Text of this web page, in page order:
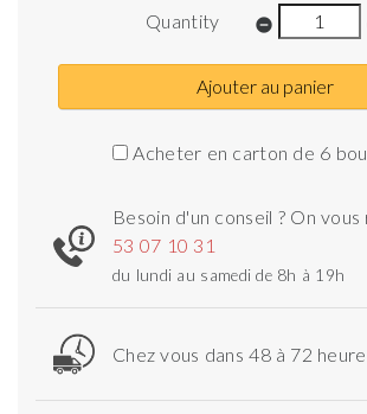
Quantity remove_circle
Ajouter au panier
Acheter en carton de 6
Besoin d'un conseil ? On vous
53 07 10 31
du lundi au samedi de 8h à 19h
Chez vous dans 48 à 72